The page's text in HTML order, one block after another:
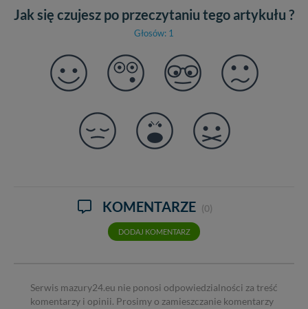
Jak się czujesz po przeczytaniu tego artykułu ?
Głosów: 1
KOMENTARZE (0)
DODAJ KOMENTARZ
Serwis mazury24.eu nie ponosi odpowiedzialności za treść
komentarzy i opinii. Prosimy o zamieszczanie komentarzy